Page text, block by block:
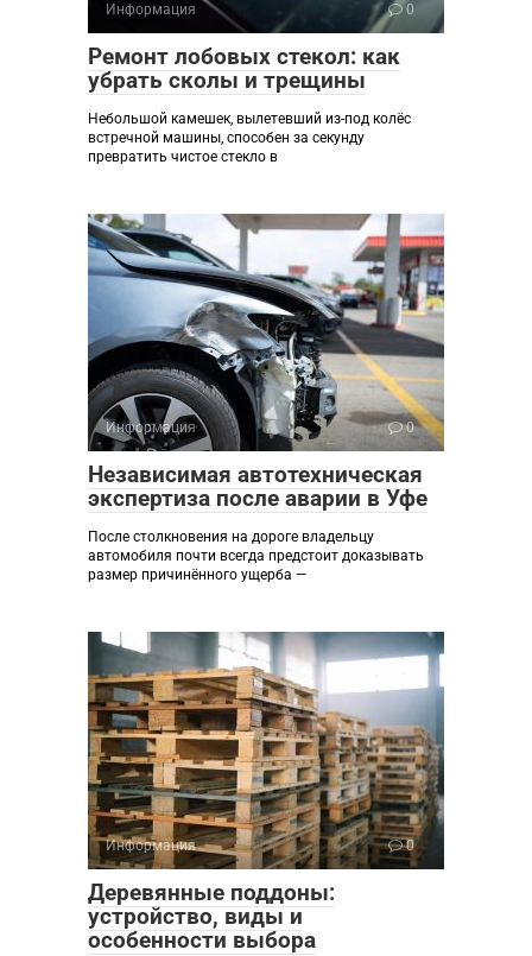
Информация 0
Ремонт лобовых стекол: как
убрать сколы и трещины
Небольшой камешек, вылетевший из-под колёс
встречной машины, способен за секунду
превратить чистое стекло в
Информация 0
Независимая автотехническая
экспертиза после аварии в Уфе
После столкновения на дороге владельцу
автомобиля почти всегда предстоит доказывать
размер причинённого ущерба —
Информация 0
Деревянные поддоны:
устройство, виды и
особенности выбора